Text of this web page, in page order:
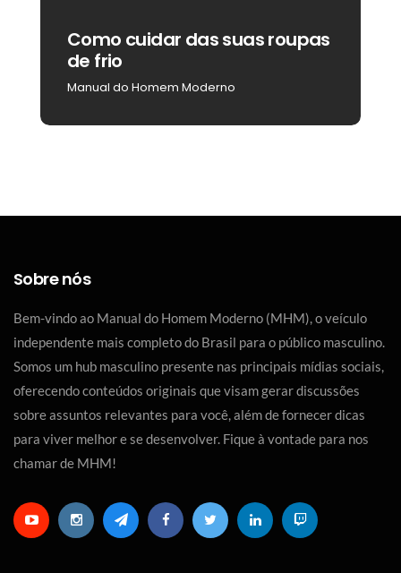
Como cuidar das suas roupas
de frio
Manual do Homem Moderno
Sobre nós
Bem-vindo ao Manual do Homem Moderno (MHM), o veículo
independente mais completo do Brasil para o público masculino.
Somos um hub masculino presente nas principais mídias sociais,
oferecendo conteúdos originais que visam gerar discussões
sobre assuntos relevantes para você, além de fornecer dicas
para viver melhor e se desenvolver. Fique à vontade para nos
chamar de MHM!